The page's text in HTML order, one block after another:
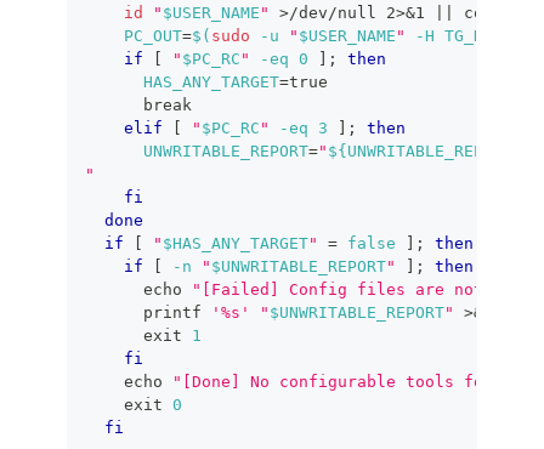
id
" $USER_NAME " >/dev/null 2>&1
continue
PC_OUT=$( sudo -u " $USER_NAME " -H
if
[ " $PC_RC " -eq 0 ] ;
then
HAS_ANY_TARGET=true
break
elif
[ " $PC_RC " -eq 3 ] ;
then
UNWRITABLE_REPORT=" ${UNWRITABLE_REPORT}
"
fi
done
if
[ " $HAS_ANY_TARGET" = false ] ;
then
if
[ -n " $UNWRITABLE_REPORT" ] ;
then
echo
"[Failed] Config files are not
printf
'%s' " $UNWRITABLE_REPORT" >&2
exit
1
fi
echo
"[Done] No configurable tools found
exit 0
fi